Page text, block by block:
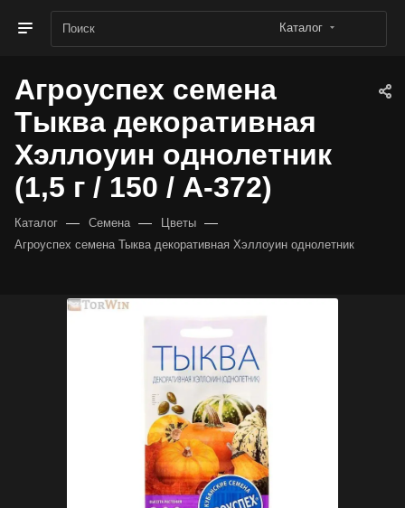
Каталог
Агроуспех семена
Тыква декоративная
Хэллоуин однолетник
(1,5 г / 150 / А-372)
Каталог — Семена — Цветы —
Агроуспех семена Тыква декоративная Хэллоуин однолетник